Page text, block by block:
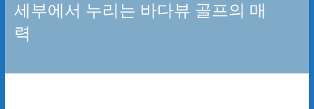
프
간
세부에서 누리는 바다뷰 골프의 매
력